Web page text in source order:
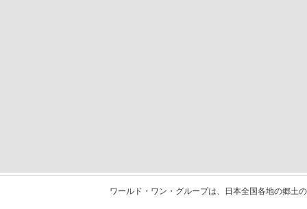
ワールド・ワン・グループは、日本全国各地の郷土